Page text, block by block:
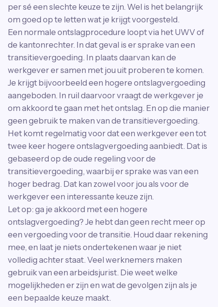
per sé een slechte keuze te zijn. Wel is het belangrijk
om goed op te letten wat je krijgt voorgesteld.
Een normale ontslagprocedure loopt via het UWV of
de kantonrechter. In dat geval is er sprake van een
transitievergoeding. In plaats daarvan kan de
werkgever er samen met jou uit proberen te komen.
Je krijgt bijvoorbeeld een hogere ontslagvergoeding
aangeboden. In ruil daarvoor vraagt de werkgever je
om akkoord te gaan met het ontslag. En op die manier
geen gebruik te maken van de transitievergoeding.
Het komt regelmatig voor dat een werkgever een tot
twee keer hogere ontslagvergoeding aanbiedt. Dat is
gebaseerd op de oude regeling voor de
transitievergoeding, waarbij er sprake was van een
hoger bedrag. Dat kan zowel voor jou als voor de
werkgever een interessante keuze zijn.
Let op: ga je akkoord met een hogere
ontslagvergoeding? Je hebt dan geen recht meer op
een vergoeding voor de transitie. Houd daar rekening
mee, en laat je niets ondertekenen waar je niet
volledig achter staat. Veel werknemers maken
gebruik van een arbeidsjurist. Die weet welke
mogelijkheden er zijn en wat de gevolgen zijn als je
een bepaalde keuze maakt.